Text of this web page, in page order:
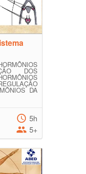
DOS
DA
5h
5+